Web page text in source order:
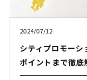
2024/07/12
シティプロモー
ポイントまで徹底